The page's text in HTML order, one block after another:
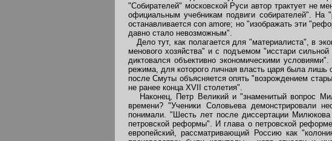
"Собирателей" московской Руси автор трактует не
официальным учебникам подвиги собирателей". На
останавливается con amore; но "изображать эти
давно стало невозможным".
Дело тут, как полагается для "материалиста", в
менового хозяйства" и с подъемом "исстари
диктовался объективно экономическими
режима, для которого личная власть царя была лишь
после Смуты объясняется опять "возрождением
не ранее конца XVII столетия".
Наконец, Петр Великий и "знаменитый вопрос
времени? "Ученики Соловьева демонстрировали
понимали. "Шесть лет после диссертации Милюкова
петровской реформы". И глава о петровской
европейский, рассматривающий Россию как